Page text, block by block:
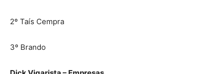
2º Taís Cempra
3º Brando